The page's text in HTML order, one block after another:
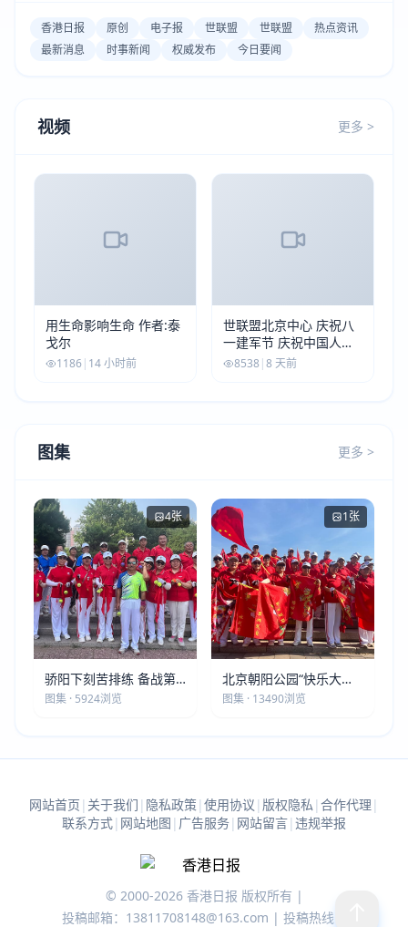
香港日报 原创 电子报 世联盟 世联盟
热点资讯
最新消息
时事新闻 权威发布 今日要闻
视频 更多 >
用生命影响生命 作者:泰
戈尔
1186| 14 小时前
世联盟北京中心 庆祝八
一建军节 庆祝中国人民
解放军建军99周年
8538|8 天前
图集 更多 >
4张
骄阳下刻苦排练 备战第
五届莫斯科世界大健康运
图集 · 5924浏览
1张
北京朝阳公园“快乐大本
营”建党105周年庆祝活动
图集 · 13490浏览
网站首页 | 关于我们 | 隐私政策| 使用协议 | 版权隐私 | 合作代理 |
联系方式| 网站地图 | 广告服务| 网站留言| 违规举报
© 2000-2026 香港日报 版权所有 |
投稿邮箱：13811708148@163.com | 投稿热线：